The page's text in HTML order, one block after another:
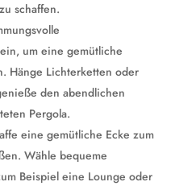
schaffen.
um eine gemütliche
Hänge Lichterketten oder
den abendlichen
Pergola.
eine gemütliche Ecke zum
Wähle bequeme
Beispiel eine Lounge oder